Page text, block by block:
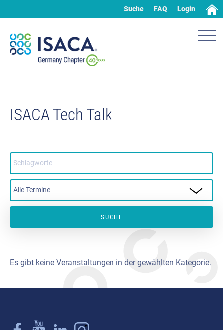
Suche FAQ Login
ISACA Tech Talk
Es gibt keine Veranstaltungen in der gewählten Kategorie.